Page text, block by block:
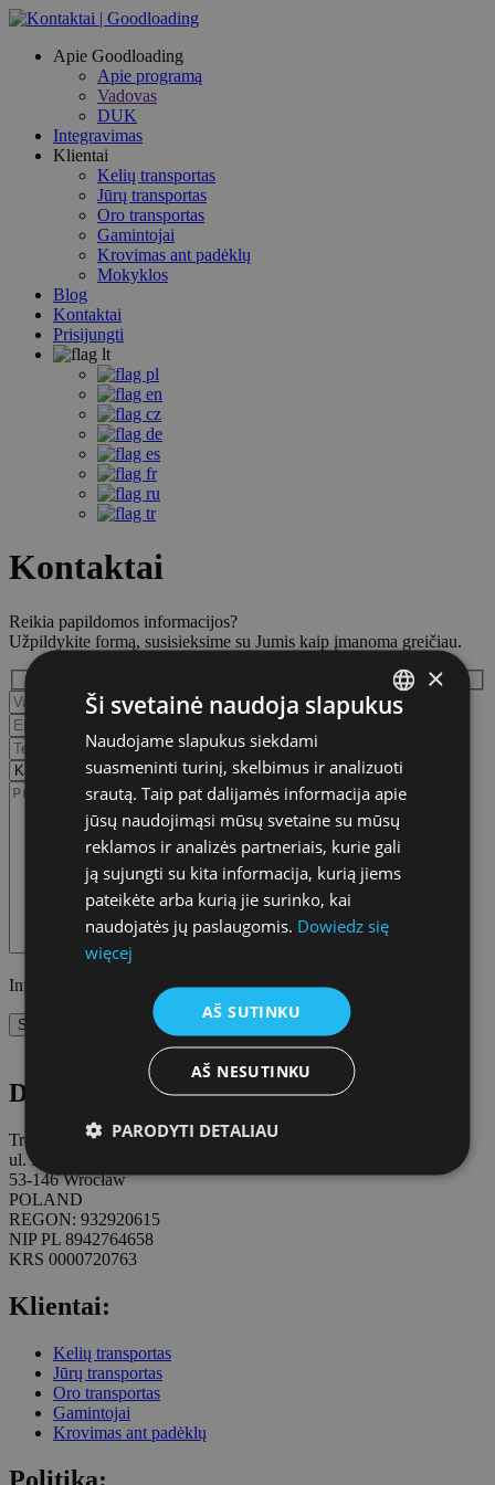
Apie Goodloading
Apie programą
Vadovas
DUK
Integravimas
Klientai
Kelių transportas
Jūrų transportas
Oro transportas
Gamintojai
Krovimas ant padėklų
Mokyklos
Blog
Kontaktai
Prisijungti
Kontaktai
Reikia papildomos informacijos?
Užpildykite formą, susisieksime su Jumis kaip įmanoma greičiau.
Informavimo prievolė – Asmens duomenų valdytojas >>
Duomenys:
Trans.eu Group S.A.
ul. Racławicka 2-4
53-146 Wrocław
POLAND
REGON: 932920615
NIP PL 8942764658
KRS 0000720763
Klientai:
Kelių transportas
Jūrų transportas
Oro transportas
Gamintojai
Krovimas ant padėklų
ENGLISH
GERMAN
CZECH
SPANISH
FRENCH
×
Ši svetainė naudoja slapukus
Naudojame slapukus siekdami
suasmeninti turinį, skelbimus ir analizuoti
srautą. Taip pat dalijamės informacija apie
jūsų naudojimąsi mūsų svetaine su mūsų
reklamos ir analizės partneriais, kurie gali
ją sujungti su kita informacija, kurią jiems
pateikėte arba kurią jie surinko, kai
naudojatės jų paslaugomis. Dowiedz się
więcej
AŠ SUTINKU
AŠ NESUTINKU
PARODYTI DETALIAU